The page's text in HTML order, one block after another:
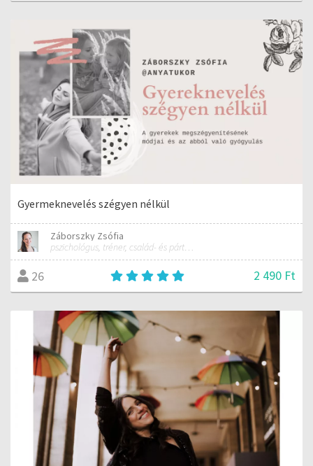
Gyermeknevelés szégyen nélkül
Záborszky Zsófia
pszichológus, tréner, család- és párterapeuta jelölt
26 2 490 Ft